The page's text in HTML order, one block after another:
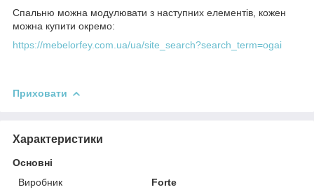
Спальню можна модулювати з наступних елементів, кожен
можна купити окремо:
https://mebelorfey.com.ua/ua/site_search?search_term=ogai
Приховати
Характеристики
Основні
Виробник
Forte